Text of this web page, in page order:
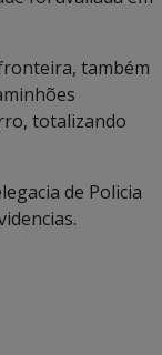
também
totalizando
de Policia